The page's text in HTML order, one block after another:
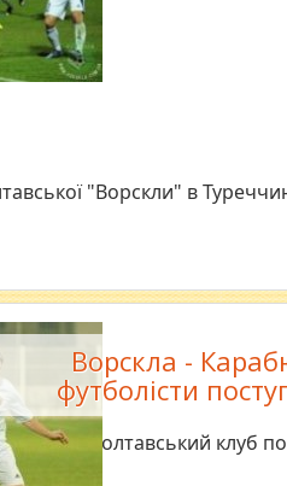
"Ворскли" в
Ворскла -
футболісти
Полтавський клуб